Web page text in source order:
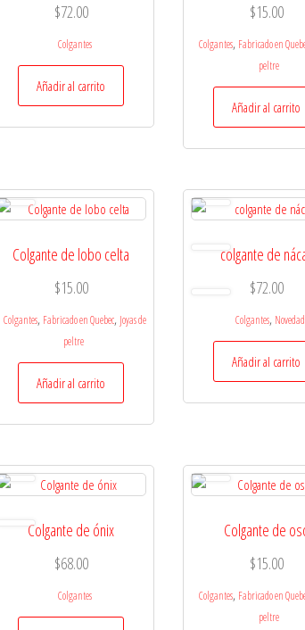
$72.00
Colgantes
Añadir al carrito
$15.00
Colgantes, Fabricado en
peltre
Añadir al carrito
Colgante de lobo celta
$15.00
Colgantes, Fabricado en Quebec, Joyas de
peltre
Añadir al carrito
colgante de
$72.00
Colgantes, Novedad
Añadir al carrito
Colgante de ónix
$68.00
Colgantes
Colgante de
$15.00
Colgantes, Fabricado en
peltre